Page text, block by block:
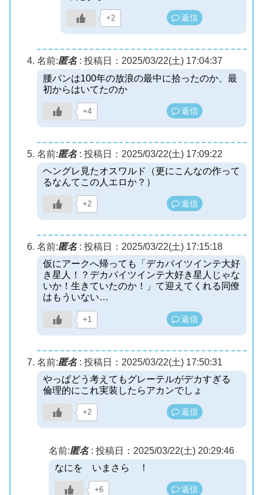
+2 返信
名前:匿名: 投稿日：2025/03/22(土) 17:04:37
腰パンは100年の放浪の最中に拾ったのか、最
初からはいてたのか
+4 返信
名前:匿名: 投稿日：2025/03/22(土) 17:09:22
ヘングレ見たオスワルド（更にこんなの作って
るなんてこの人エロか？）
+2 返信
名前:匿名: 投稿日：2025/03/22(土) 17:15:18
仮にアークへ帰っても「デカパイツインテ大好
き星人！？デカパイツインテ大好き星人じゃな
いか！生きていたのか！」て迎えてくれる同僚
はもういない…
+1 返信
名前:匿名: 投稿日：2025/03/22(土) 17:50:31
やっぱどう考えてもグレーテルがデカすぎる
倫理的にこれ実装したらアカンでしょ
+2 返信
名前:匿名: 投稿日：2025/03/22(土) 20:29:46
なにを いまさら ！
+6 返信